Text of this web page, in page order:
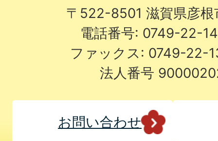
〒522-8501 滋賀県彦
電話番号: 0749-22-
ファックス: 0749-22-
法人番号
お問い合わせ